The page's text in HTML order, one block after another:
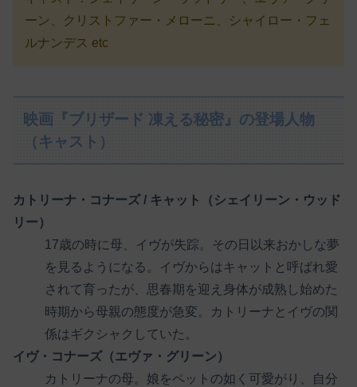
ーン、クリストファー・メローニ、シャイロー・フェ
ルナンデス etc
映画『ブリザード 凍える秘密』の登場人物
（キャスト）
カトリーナ・コナーズ / キャット（シェイリーン・ウッド
リー）
17歳の時に母、イヴが失踪。その日以来おかしな夢
を見るようになる。イヴからはキャットと呼ばれ愛
されて育ったが、思春期を迎え身体が成熟し始めた
時期から母親の態度が急変。カトリーナとイヴの関
係はギクシャクしていた。
イヴ・コナーズ（エヴァ・グリーン）
カトリーナの母。娘をペットの如く可愛がり、自分